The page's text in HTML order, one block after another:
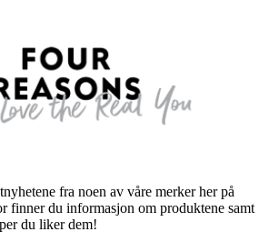
fra noen av våre merker her på
finner du informasjon om produktene samt
du liker dem!